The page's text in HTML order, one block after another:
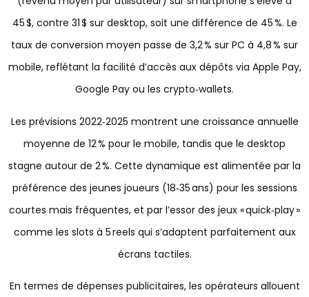
45 $, contre 31 $ sur desktop, soit une différence de 45 %. Le
taux de conversion moyen passe de 3,2 % sur PC à 4,8 % sur
mobile, reflétant la facilité d’accès aux dépôts via Apple Pay,
Google Pay ou les crypto‑wallets.
Les prévisions 2022‑2025 montrent une croissance annuelle
moyenne de 12 % pour le mobile, tandis que le desktop
stagne autour de 2 %. Cette dynamique est alimentée par la
préférence des jeunes joueurs (18‑35 ans) pour les sessions
courtes mais fréquentes, et par l’essor des jeux « quick‑play »
comme les slots à 5 reels qui s’adaptent parfaitement aux
écrans tactiles.
En termes de dépenses publicitaires, les opérateurs allouent